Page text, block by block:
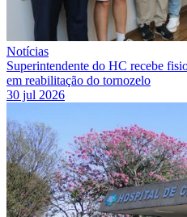
Notícias
Superintendente do HC recebe
em reabilitação do tornozelo
30 jul 2026